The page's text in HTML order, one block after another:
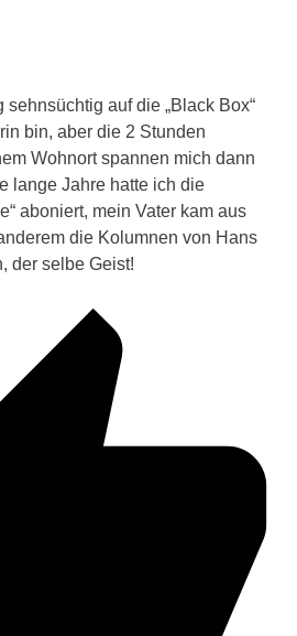
sehnsüchtig auf die „Black Box“
bin, aber die 2 Stunden
Wohnort spannen mich dann
lange Jahre hatte ich die
aboniert, mein Vater kam aus
die Kolumnen von Hans
der selbe Geist!